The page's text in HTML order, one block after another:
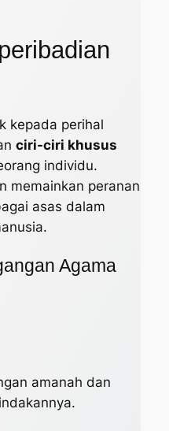
kepada perihal
ciri-ciri khusus
individu.
memainkan peranan
asas dalam
Agama
amanah dan